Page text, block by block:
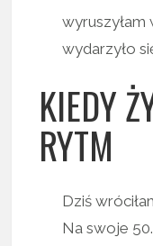
wyruszyłam
wydarzyło
KIEDY
RYTM
Dziś
Na swoje